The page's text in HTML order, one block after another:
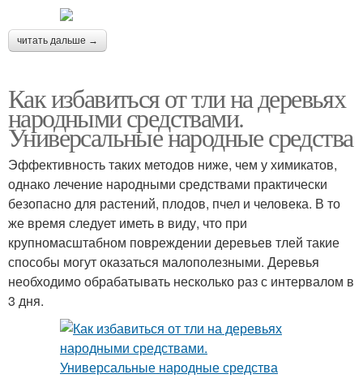
читать дальше →
Как избавиться от тли на деревьях
народными средствами.
Универсальные народные средства
Эффективность таких методов ниже, чем у химикатов,
однако лечение народными средствами практически
безопасно для растений, плодов, пчел и человека. В то
же время следует иметь в виду, что при
крупномасштабном повреждении деревьев тлей такие
способы могут оказаться малополезными. Деревья
необходимо обрабатывать несколько раз с интервалом в
3 дня.